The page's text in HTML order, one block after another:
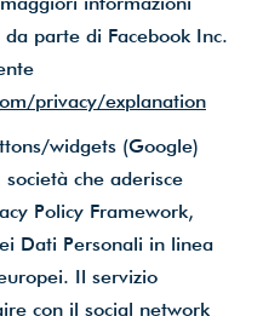
parte di Facebook Inc.
privacy/explanation
widgets (Google)
che aderisce
Policy Framework,
Dati Personali in linea
Il servizio
con il social network